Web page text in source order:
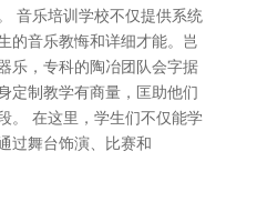
音乐培训学校不仅提供系统
的音乐教悔和详细才能。岂
乐，专科的陶冶团队会字据
定制教学有商量，匡助他们
。 在这里，学生们不仅能学
过舞台饰演、比赛和